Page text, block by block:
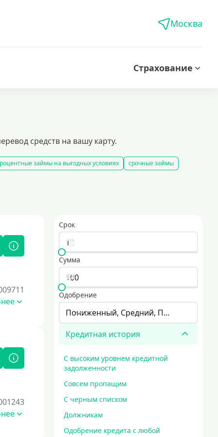
Москва
Страхование
средств на вашу карту.
займы на выгодных условиях
срочные займы
Срок
Сумма
Одобрение
Пониженный, Средний, Повышенный
Кредитная история
С высоким уровнем кредитной
задолженности
Совсем пропащим
С черным списком
Должникам
Одобрение кредита с любой